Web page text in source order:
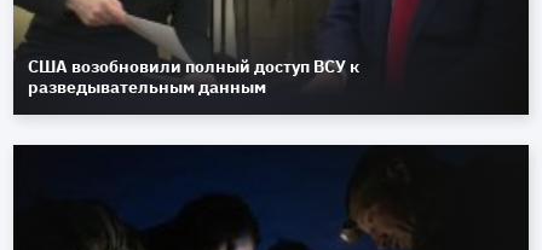
США возобновили полный доступ ВСУ к
разведывательным данным